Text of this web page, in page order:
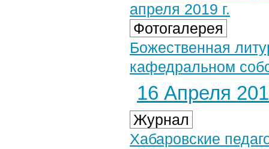
апреля 2019 г.
Фотогалерея
Божественная
кафедральном
16 Апреля
Журнал
Хабаровские